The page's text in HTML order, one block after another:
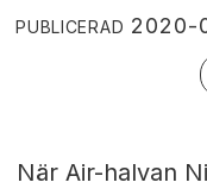
PUBLICERAD
När Air-halvan